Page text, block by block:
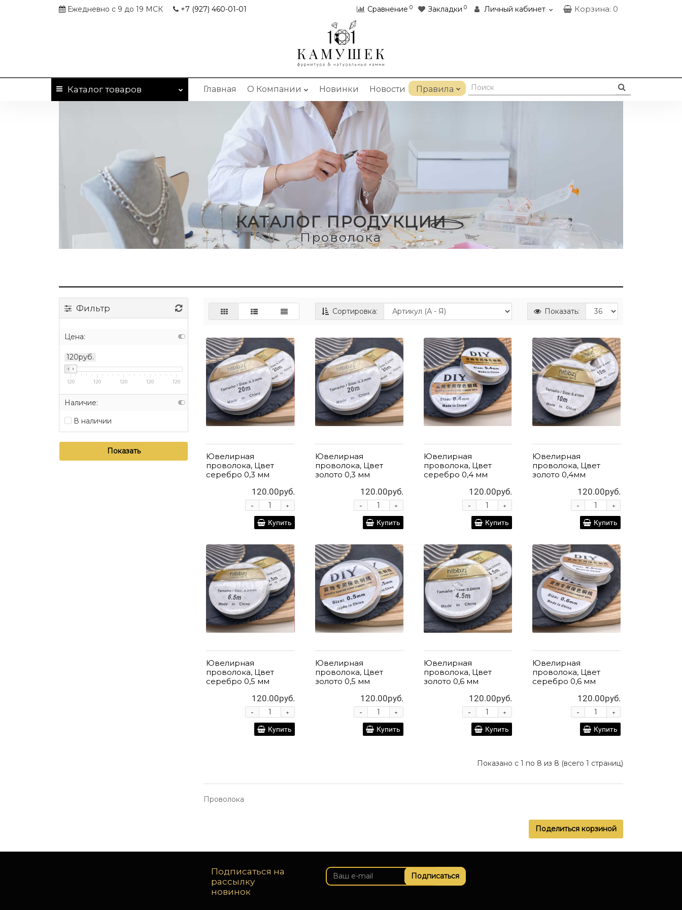
Ежедневно с 9 до 19 МСК +7 (927) 460-01-01 Сравнение 0 Закладки 0 Личный кабинет Корзина: 0
Каталогтоваров Главная О Компании Новинки Новости Правила
КАТАЛОГ ПРОДУКЦИИ
Проволока
Фильтр
Цена:
120руб.
120 120 120 120 120
Наличие:
В наличии
Показать
Сортировка: Показать:
Ювелирная
проволока, Цвет
серебро 0,3 мм
120.00руб.
+
-
Купить
Ювелирная
проволока, Цвет
золото 0,3 мм
120.00руб.
+
-
Купить
Ювелирная
проволока, Цвет
серебро 0,4 мм
120.00руб.
+
-
Купить
Ювелирная
проволока, Цвет
золото 0,4мм
120.00руб.
+
-
Купить
Ювелирная
проволока, Цвет
серебро 0,5 мм
120.00руб.
+
-
Купить
Ювелирная
проволока, Цвет
золото 0,5 мм
120.00руб.
+
-
Купить
Ювелирная
проволока, Цвет
золото 0,6 мм
120.00руб.
+
-
Купить
Ювелирная
проволока, Цвет
серебро 0,6 мм
120.00руб.
+
-
Купить
Показано с 1 по 8 из 8 (всего 1 страниц)
Проволока
Поделиться корзиной
Подписаться на
рассылку
новинок
Подписаться